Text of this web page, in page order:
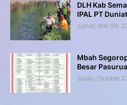
DLH Kab
IPAL PT
Jumat, Mei 09,
Mbah
Besar
Sabtu, Oktober